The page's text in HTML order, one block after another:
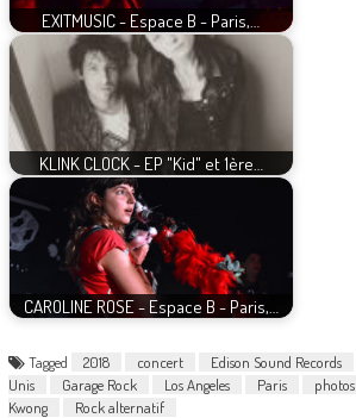
EXITMUSIC - Espace B - Paris,…
KLINK CLOCK - EP "Kid" et 1ère…
CAROLINE ROSE - Espace B - Paris,…
Tagged 2018 concert Edison Sound Records
Unis
Garage Rock Los Angeles Paris photos
Kwong
Rock alternatif